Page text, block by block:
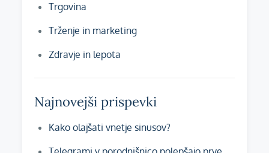
Trgovina
Trženje in marketing
Zdravje in lepota
Najnovejši prispevki
Kako olajšati vnetje sinusov?